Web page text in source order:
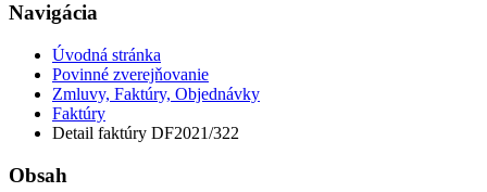
Navigácia
Úvodná stránka
Povinné zverejňovanie
Zmluvy, Faktúry, Objednávky
Faktúry
Detail faktúry DF2021/322
Obsah